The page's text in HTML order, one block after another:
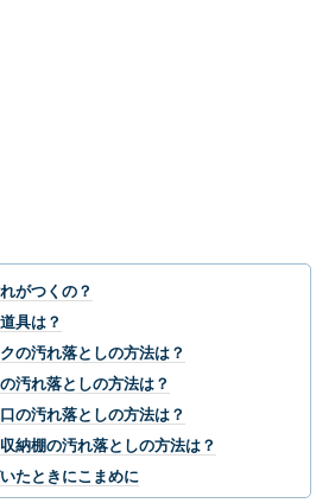
がつくの？
具は？
の汚れ落としの方法は？
汚れ落としの方法は？
の汚れ落としの方法は？
納棚の汚れ落としの方法は？
たときにこまめに